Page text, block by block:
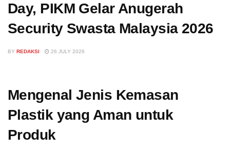
Day, PIKM Gelar Anugerah
Security Swasta Malaysia 2026
BY REDAKSI 26 JULY 2026
Mengenal Jenis Kemasan
Plastik yang Aman untuk
Produk